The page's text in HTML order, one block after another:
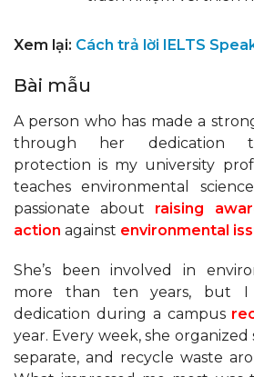
Xem lại: Cách trả lời IELTS
Bài mẫu
A person who has made a
through her dedication
protection is my university
teaches environmental
passionate about raising
action against environmental
She’s been involved in
more than ten years, but
dedication during a campus
year. Every week, she
separate, and recycle waste